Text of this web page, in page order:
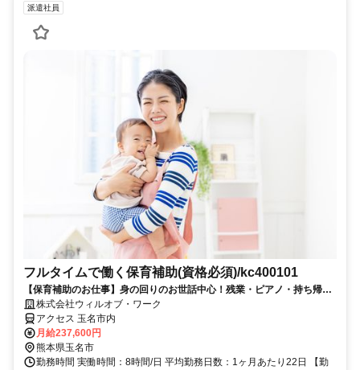
派遣社員
フルタイムで働く保育補助(資格必須)/kc400101
【保育補助のお仕事】身の回りのお世話中心！残業・ピアノ・持ち帰り
仕事なし♪【平日のみも可能！】
株式会社ウィルオブ・ワーク
アクセス 玉名市内
月給237,600円
熊本県玉名市
勤務時間 実働時間：8時間/日 平均勤務日数：1ヶ月あたり22日 【勤